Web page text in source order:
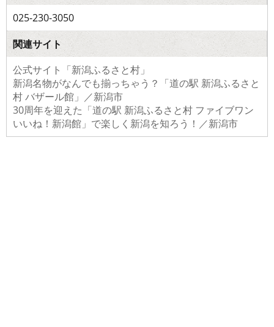
025-230-3050
関連サイト
公式サイト「新潟ふるさと村」
新潟名物がなんでも揃っちゃう？「道の駅 新潟ふるさと
村 バザール館」／新潟市
30周年を迎えた「道の駅 新潟ふるさと村 ファイブワン
いいね！新潟館」で楽しく新潟を知ろう！／新潟市